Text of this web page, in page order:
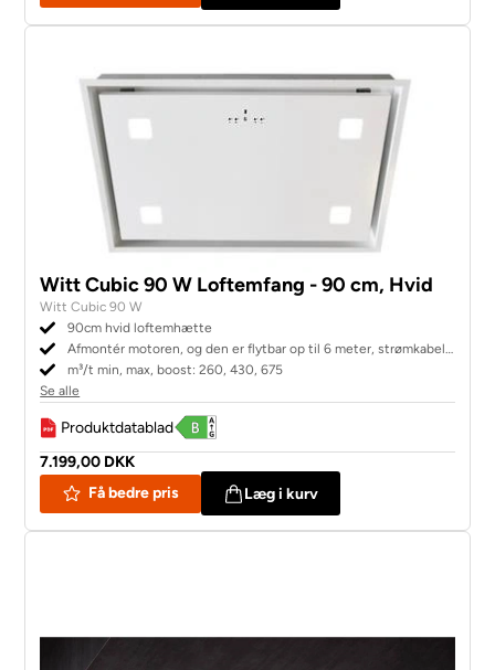
Witt Cubic 90 W Loftemfang - 90 cm, Hvid
Witt Cubic 90 W
90cm hvid loftemhætte
Afmontér motoren, og den er flytbar op til 6 meter, strømkabel
medfølger
m³/t min, max, boost: 260, 430, 675
Se alle
Produktdatablad
7.199,00 DKK
Få bedre pris
Læg i kurv